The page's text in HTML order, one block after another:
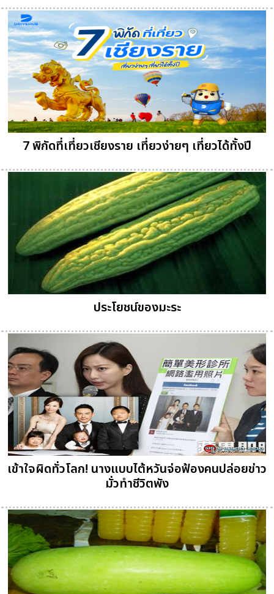
7 พิกัดที่เที่ยวเชียงราย เที่ยวง่ายๆ เที่ยวได้ทั้งปี
ประโยชน์ของมะระ
เข้าใจผิดทั่วโลก! นางแบบไต้หวันจ่อฟ้องคนปล่อยข่าว
มั่วทำชีวิตพัง